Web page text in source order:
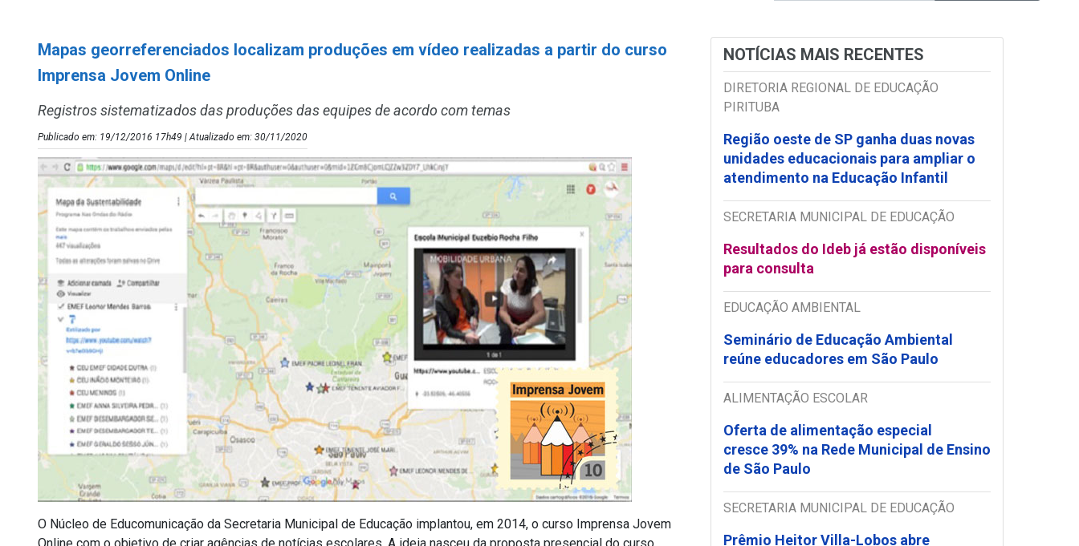
Mapas georreferenciados localizam produções em vídeo realizadas a partir do curso
Imprensa Jovem Online
Registros sistematizados das produções das equipes de acordo com temas
Publicado em: 19/12/2016 17h49 | Atualizado em: 30/11/2020
O Núcleo de Educomunicação da Secretaria Municipal de Educação implantou, em 2014, o curso Imprensa Jovem
NOTÍCIAS MAIS RECENTES
DIRETORIA REGIONAL DE EDUCAÇÃO
PIRITUBA
Região oeste de SP ganha duas novas
unidades educacionais para ampliar o
atendimento na Educação Infantil
SECRETARIA MUNICIPAL DE EDUCAÇÃO
Resultados do Ideb já estão disponíveis
para consulta
EDUCAÇÃO AMBIENTAL
Seminário de Educação Ambiental
reúne educadores em São Paulo
ALIMENTAÇÃO ESCOLAR
Oferta de alimentação especial
cresce 39% na Rede Municipal de Ensino
de São Paulo
SECRETARIA MUNICIPAL DE EDUCAÇÃO
Prêmio Heitor Villa-Lobos abre